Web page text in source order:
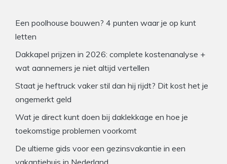
Een poolhouse bouwen? 4 punten waar je op kunt
letten
Dakkapel prijzen in 2026: complete kostenanalyse +
wat aannemers je niet altijd vertellen
Staat je heftruck vaker stil dan hij rijdt? Dit kost het je
ongemerkt geld
Wat je direct kunt doen bij daklekkage en hoe je
toekomstige problemen voorkomt
De ultieme gids voor een gezinsvakantie in een
vakantiehuis in Nederland